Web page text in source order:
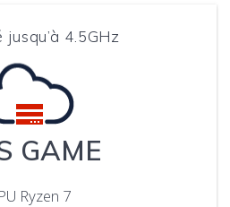
jusqu’à 4.5GHz
GAME
Ryzen 7